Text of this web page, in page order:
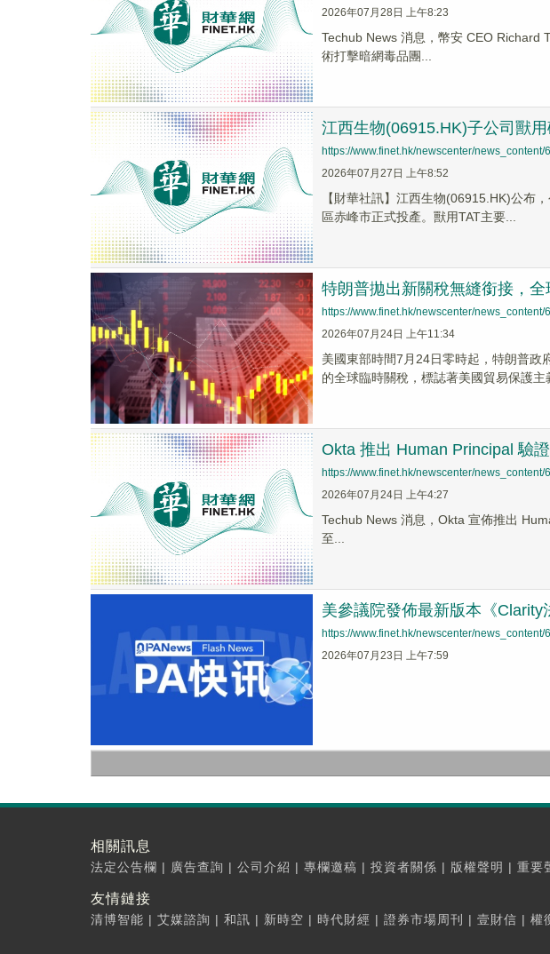
2026年07月28日 上午8:23
Techub News 消息，幣安 CEO Richard
術打擊暗網毒品團...
江西生物(06915.HK)子公司獸
https://www.finet.hk/newscenter/
2026年07月27日 上午8:52
【財華社訊】江西生物(06915.HK)公布
區赤峰市正式投產。獸用TAT主要...
特朗普拋出新關稅無縫銜接，全
https://www.finet.hk/newscenter/
2026年07月24日 上午11:34
美國東部時間7月24日零時起，特朗普政
的全球臨時關稅，標誌著美國貿易保護主
Okta 推出 Human Principal 驗
https://www.finet.hk/newscenter/
2026年07月24日 上午4:27
Techub News 消息，Okta 宣佈推出
至...
美參議院發佈最新版本《
https://www.finet.hk/newscenter/
2026年07月23日 上午7:59
相關訊息
法定公告欄 | 廣告查詢 | 公司介紹 | 專欄邀稿 | 投資者關係 | 版權聲明 | 重要
友情鏈接
清博智能 | 艾媒諮詢 | 和訊 | 新時空 | 時代財經 | 證券市場周刊 | 壹財信 | 權